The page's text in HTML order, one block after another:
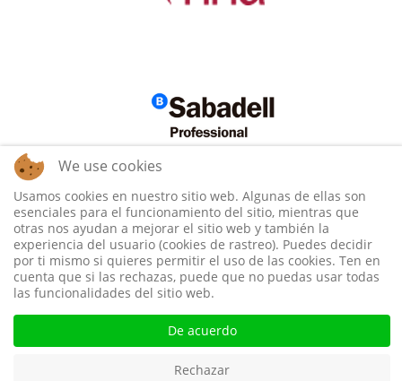
We use cookies
Usamos cookies en nuestro sitio web. Algunas de ellas son
esenciales para el funcionamiento del sitio, mientras que
otras nos ayudan a mejorar el sitio web y también la
experiencia del usuario (cookies de rastreo). Puedes decidir
por ti mismo si quieres permitir el uso de las cookies. Ten en
cuenta que si las rechazas, puede que no puedas usar todas
las funcionalidades del sitio web.
De acuerdo
Rechazar